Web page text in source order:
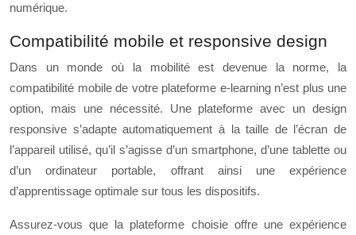
numérique.
Compatibilité mobile et responsive design
Dans un monde où la mobilité est devenue la norme, la
compatibilité mobile de votre plateforme e-learning n’est plus une
option, mais une nécessité. Une plateforme avec un design
responsive s’adapte automatiquement à la taille de l’écran de
l’appareil utilisé, qu’il s’agisse d’un smartphone, d’une tablette ou
d’un ordinateur portable, offrant ainsi une expérience
d’apprentissage optimale sur tous les dispositifs.
Assurez-vous que la plateforme choisie offre une expérience